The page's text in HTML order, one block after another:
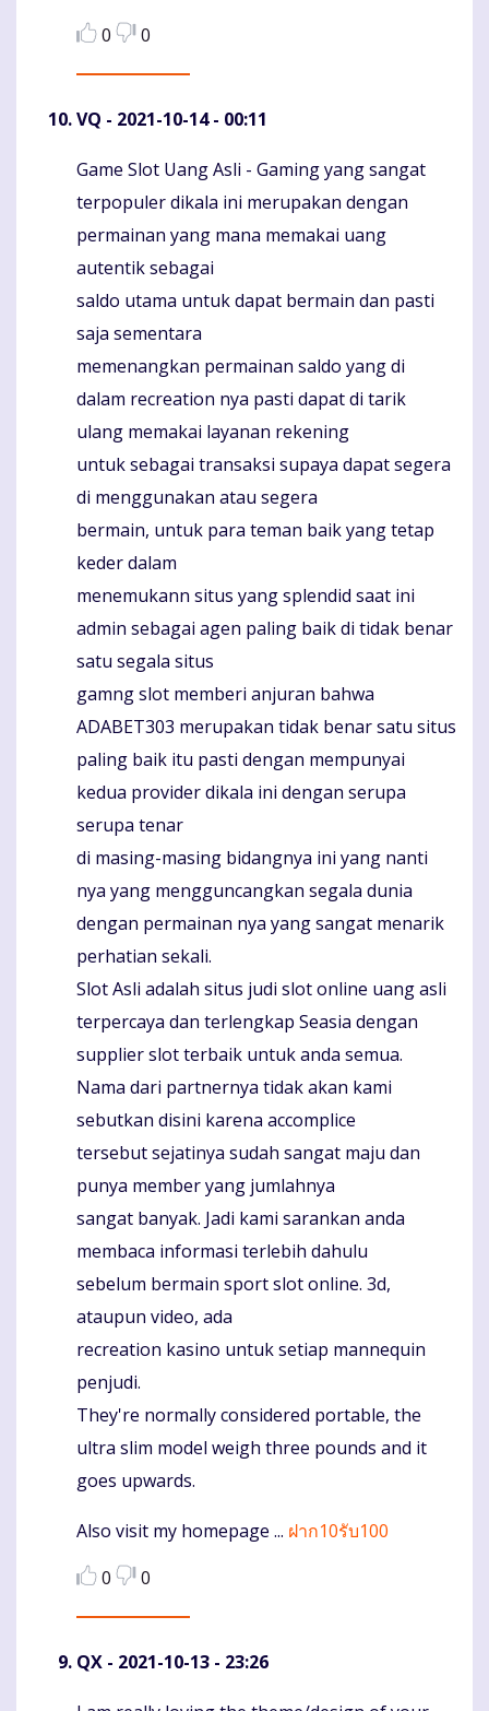
0
0
VQ - 2021-10-14 - 00:11
Komentaras
Game Slot Uang Asli - Gaming yang sangat
terpopuler dikala ini merupakan dengan
permainan yang mana memakai uang
autentik sebagai
saldo utama untuk dapat bermain dan pasti
saja sementara
memenangkan permainan saldo yang di
dalam recreation nya pasti dapat di tarik
ulang memakai layanan rekening
untuk sebagai transaksi supaya dapat segera
di menggunakan atau segera
bermain, untuk para teman baik yang tetap
keder dalam
menemukann situs yang splendid saat ini
admin sebagai agen paling baik di tidak benar
satu segala situs
gamng slot memberi anjuran bahwa
ADABET303 merupakan tidak benar satu situs
paling baik itu pasti dengan mempunyai
kedua provider dikala ini dengan serupa
serupa tenar
di masing-masing bidangnya ini yang nanti
nya yang mengguncangkan segala dunia
dengan permainan nya yang sangat menarik
perhatian sekali.
Slot Asli adalah situs judi slot online uang asli
terpercaya dan terlengkap Seasia dengan
supplier slot terbaik untuk anda semua.
Nama dari partnernya tidak akan kami
sebutkan disini karena accomplice
tersebut sejatinya sudah sangat maju dan
punya member yang jumlahnya
sangat banyak. Jadi kami sarankan anda
membaca informasi terlebih dahulu
sebelum bermain sport slot online. 3d,
ataupun video, ada
recreation kasino untuk setiap mannequin
penjudi.
They're normally considered portable, the
ultra slim model weigh three pounds and it
goes upwards.
Also visit my homepage ... ฝาก10รับ100
0
0
QX - 2021-10-13 - 23:26